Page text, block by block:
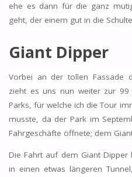
ehe es dann für die ganz
geht, der einem gut in die
Giant Dipper
Vorbei an der tollen Fassade
zieht es uns nun weiter zur 99
Parks, für welche ich die Tour
musste, da der Park im
Fahrgeschäfte öffnete; dem
Die Fahrt auf dem Giant
in einen etwas längeren